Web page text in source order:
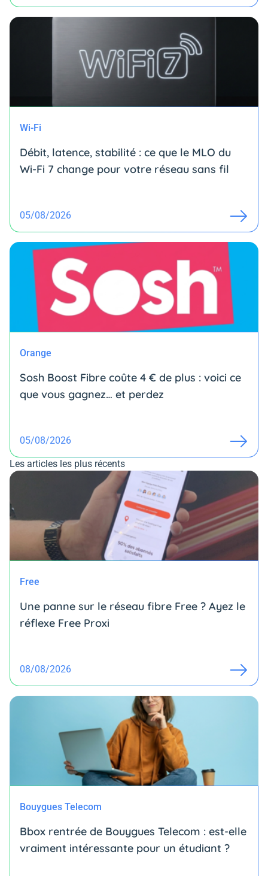
Wi-Fi
Débit, latence, stabilité : ce que le MLO du
Wi-Fi 7 change pour votre réseau sans fil
05/08/2026
Orange
Sosh Boost Fibre coûte 4 € de plus : voici ce
que vous gagnez… et perdez
05/08/2026
Les articles les plus récents
Free
Une panne sur le réseau fibre Free ? Ayez le
réflexe Free Proxi
08/08/2026
Bouygues Telecom
Bbox rentrée de Bouygues Telecom : est-elle
vraiment intéressante pour un étudiant ?